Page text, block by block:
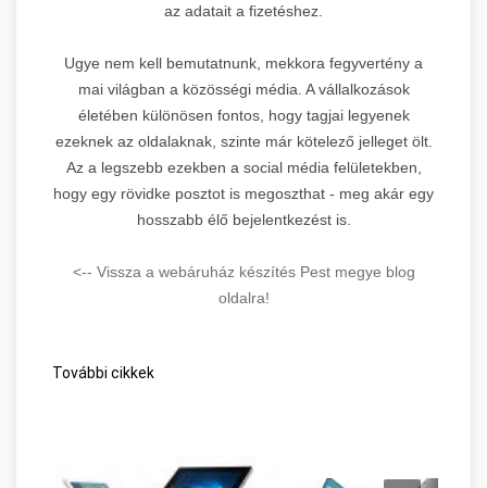
az adatait a fizetéshez.
Ugye nem kell bemutatnunk, mekkora fegyvertény a
mai világban a közösségi média. A vállalkozások
életében különösen fontos, hogy tagjai legyenek
ezeknek az oldalaknak, szinte már kötelező jelleget ölt.
Az a legszebb ezekben a social média felületekben,
hogy egy rövidke posztot is megoszthat - meg akár egy
hosszabb élő bejelentkezést is.
<-- Vissza a webáruház készítés Pest megye blog
oldalra!
További cikkek